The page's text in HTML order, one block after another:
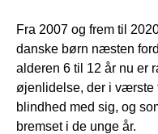
Fra 2007 og frem til
danske børn næsten
alderen 6 til 12 år nu er
øjenlidelse, der i værste
blindhed med sig, og
bremset i de unge år.